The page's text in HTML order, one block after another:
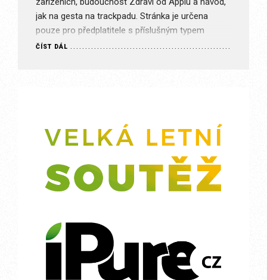
jak na gesta na trackpadu. Stránka je určena
pouze pro předplatitele s příslušným typem
předplatného. Je nám…
ČÍST DÁL